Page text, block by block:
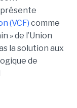
(VCF) comme
» de l’Union
la solution aux
de